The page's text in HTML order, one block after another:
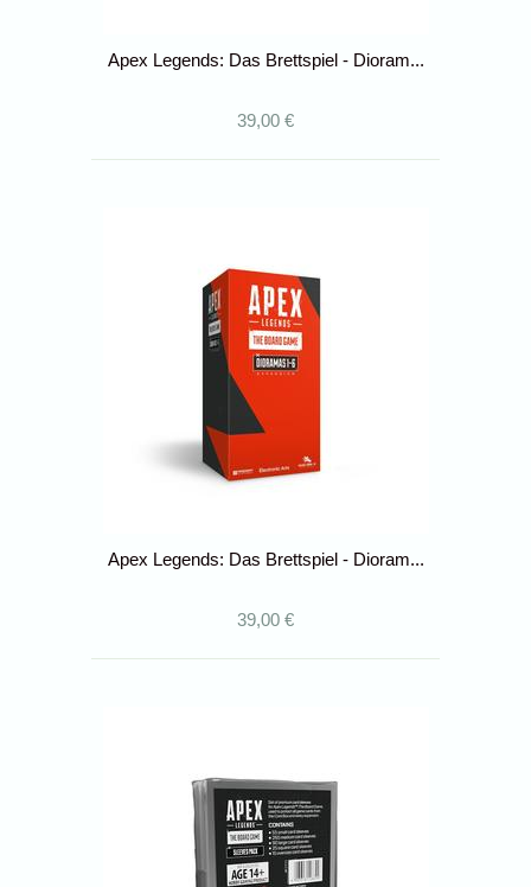
Apex Legends: Das Brettspiel - Dioram...
39,00 €
Apex Legends: Das Brettspiel - Dioram...
39,00 €